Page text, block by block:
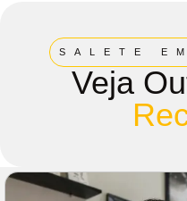
SALETE
Veja